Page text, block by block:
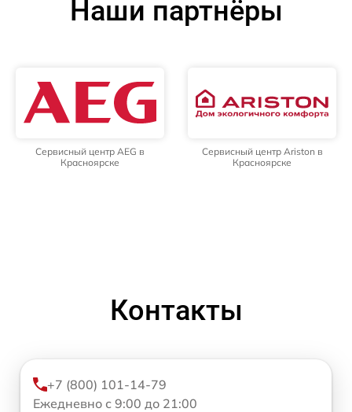
Наши партнёры
Сервисный центр AEG в
Красноярске
Сервисный центр Ariston в
Красноярске
Контакты
+7 (800) 101-14-79
Ежедневно с 9:00 до 21:00